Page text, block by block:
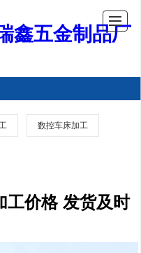
鑫五金制品厂
数控车床加工
工价格 发货及时